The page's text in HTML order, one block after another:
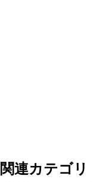
関連カテゴリ